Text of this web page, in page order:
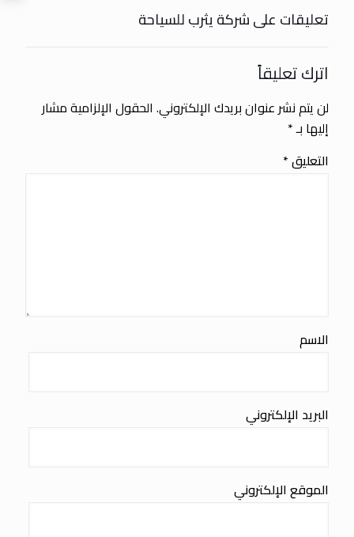
تعليقات على شركة يثرب للسياحة
اترك تعليقاً
لن يتم نشر عنوان بريدك الإلكتروني. الحقول الإلزامية مشار
إليها بـ*
التعليق*
الاسم
البريد الإلكتروني
الموقع الإلكتروني